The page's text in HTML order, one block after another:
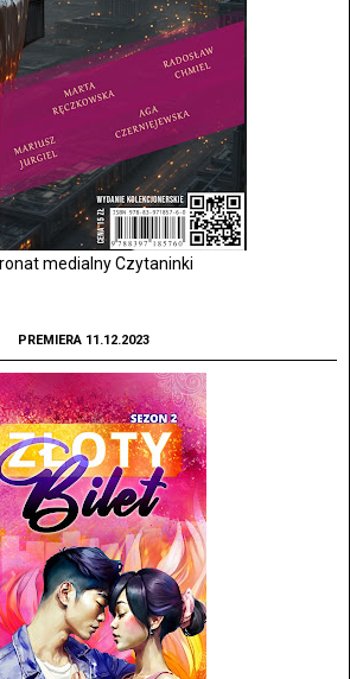
medialny Czytaninki
PREMIERA 11.12.2023